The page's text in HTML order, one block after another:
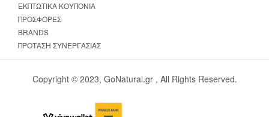
ΕΚΠΤΩΤΙΚΆ ΚΟΥΠΌΝΙΑ
ΠΡΟΣΦΟΡΈΣ
BRANDS
ΠΡΌΤΑΣΗ ΣΥΝΕΡΓΑΣΊΑΣ
Copyright © 2023, GoNatural.gr , All Rights Reserved.